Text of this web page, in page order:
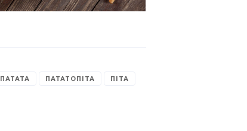
ΠΑΤΆΤΑ ΠΑΤΑΤΌΠΙΤΑ ΠΊΤΑ